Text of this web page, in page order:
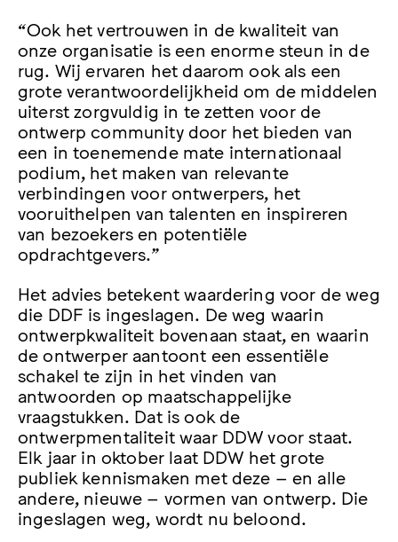
“Ook het vertrouwen in de kwaliteit van
onze organisatie is een enorme steun in de
rug. Wij ervaren het daarom ook als een
grote verantwoordelijkheid om de middelen
uiterst zorgvuldig in te zetten voor de
ontwerp community door het bieden van
een in toenemende mate internationaal
podium, het maken van relevante
verbindingen voor ontwerpers, het
vooruithelpen van talenten en inspireren
van bezoekers en potentiële
opdrachtgevers.”
Het advies betekent waardering voor de weg
die DDF is ingeslagen. De weg waarin
ontwerpkwaliteit bovenaan staat, en waarin
de ontwerper aantoont een essentiële
schakel te zijn in het vinden van
antwoorden op maatschappelijke
vraagstukken. Dat is ook de
ontwerpmentaliteit waar DDW voor staat.
Elk jaar in oktober laat DDW het grote
publiek kennismaken met deze – en alle
andere, nieuwe – vormen van ontwerp. Die
ingeslagen weg, wordt nu beloond.